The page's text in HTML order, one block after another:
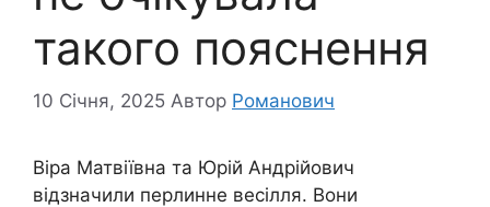
такого пояснення
10 Січня, 2025 Автор Романович
Віра Матвіївна та Юрій Андрійович
відзначили перлинне весілля. Вони